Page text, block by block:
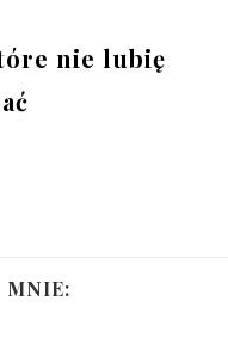
nie lubię
MNIE: